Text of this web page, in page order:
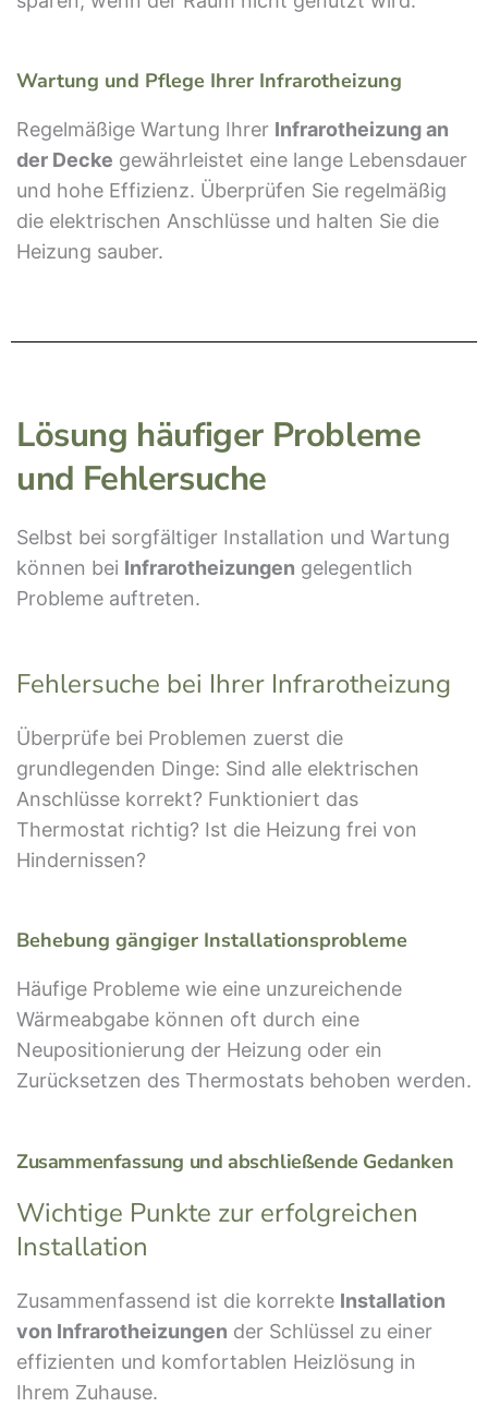
Wartung und Pflege Ihrer Infrarotheizung
Regelmäßige Wartung Ihrer Infrarotheizung an
der Decke gewährleistet eine lange Lebensdauer
und hohe Effizienz. Überprüfen Sie regelmäßig
die elektrischen Anschlüsse und halten Sie die
Heizung sauber.
Lösung häufiger Probleme
und Fehlersuche
Selbst bei sorgfältiger Installation und Wartung
können bei Infrarotheizungen gelegentlich
Probleme auftreten.
Fehlersuche bei Ihrer Infrarotheizung
Überprüfe bei Problemen zuerst die
grundlegenden Dinge: Sind alle elektrischen
Anschlüsse korrekt? Funktioniert das
Thermostat richtig? Ist die Heizung frei von
Hindernissen?
Behebung gängiger Installationsprobleme
Häufige Probleme wie eine unzureichende
Wärmeabgabe können oft durch eine
Neupositionierung der Heizung oder ein
Zurücksetzen des Thermostats behoben werden.
Zusammenfassung und abschließende Gedanken
Wichtige Punkte zur erfolgreichen
Installation
Zusammenfassend ist die korrekte Installation
von Infrarotheizungen der Schlüssel zu einer
effizienten und komfortablen Heizlösung in
Ihrem Zuhause.